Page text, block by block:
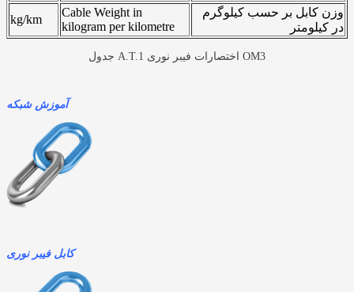
kg/km
Cable Weight in
kilogram per kilometre
وزن کابل بر حسب کیلوگرم
در کیلومتر
جدول A.T.1 اختصارات فیبر نوری OM3
آموزش شبکه
کابل فیبر نوری